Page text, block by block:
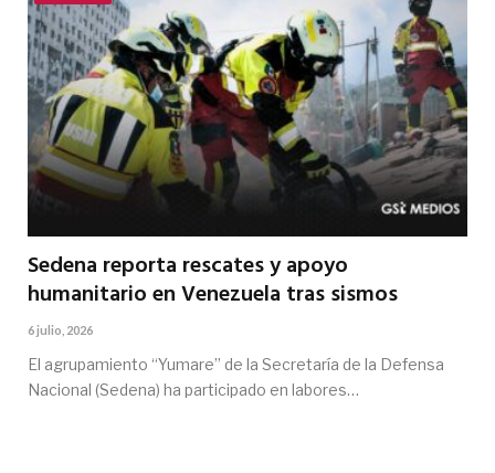
Sedena reporta rescates y apoyo
humanitario en Venezuela tras sismos
6 julio, 2026
El agrupamiento “Yumare” de la Secretaría de la Defensa
Nacional (Sedena) ha participado en labores…